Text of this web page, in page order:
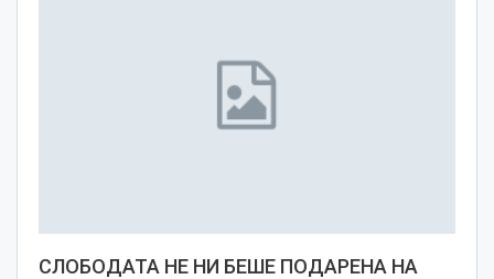
СЛОБОДАТА НЕ НИ БЕШЕ ПОДАРЕНА НА